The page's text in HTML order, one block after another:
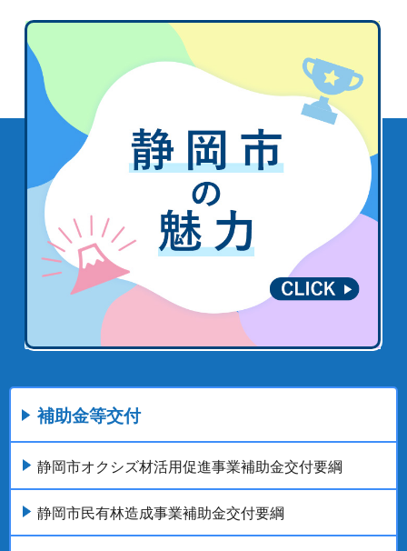
補助金等交付
静岡市オクシズ材活用促進事業補助金交付要綱
静岡市民有林造成事業補助金交付要綱